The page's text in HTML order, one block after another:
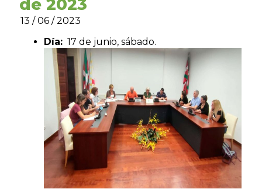
de 2023
13 / 06 / 2023
Día: 17 de junio, sábado.